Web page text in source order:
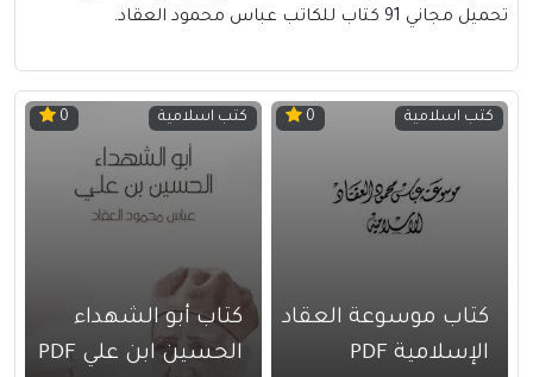
تحميل مجاني 91 كتاب للكاتب عباس محمود العقاد.
كتب اسلامية 0
كتاب موسوعة العقاد
الإسلامية PDF
كتب اسلامية 0
كتاب أبو الشهداء
الحسين ابن علي PDF